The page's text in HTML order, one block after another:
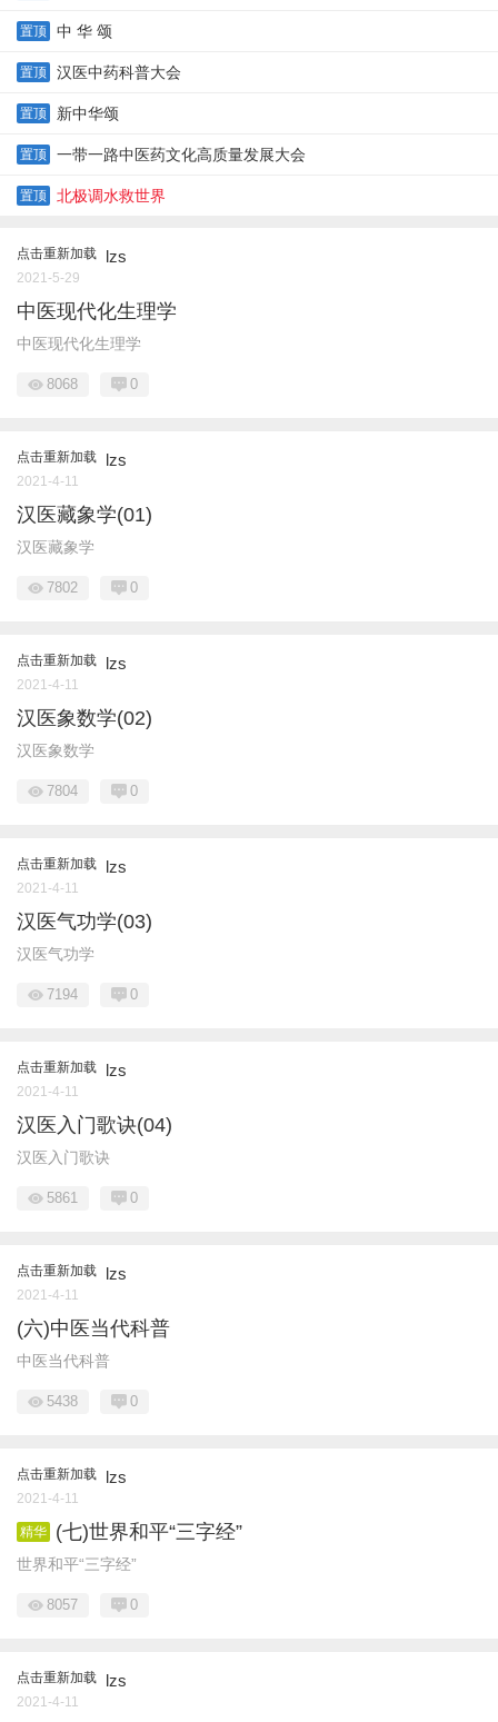
置顶 中 华 颂
置顶 汉医中药科普大会
置顶 新中华颂
置顶 一带一路中医药文化高质量发展大会
置顶 北极调水救世界
点击重新加载 lzs
2021-5-29
中医现代化生理学
中医现代化生理学
8068 0
点击重新加载 lzs
2021-4-11
汉医藏象学(01)
汉医藏象学
7802 0
点击重新加载 lzs
2021-4-11
汉医象数学(02)
汉医象数学
7804 0
点击重新加载 lzs
2021-4-11
汉医气功学(03)
汉医气功学
7194 0
点击重新加载 lzs
2021-4-11
汉医入门歌诀(04)
汉医入门歌诀
5861 0
点击重新加载 lzs
2021-4-11
(六)中医当代科普
中医当代科普
5438 0
点击重新加载 lzs
2021-4-11
精华 (七)世界和平“三字经”
世界和平“三字经”
8057 0
点击重新加载 lzs
2021-4-11